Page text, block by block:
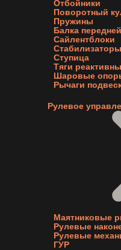
Отбойники
Поворотный
Пружины
Балка
Сайлентблоки
Стабилизаторы
Ступица
Тяги
Шаровые
Рычаги
Рулевое
Маятниковые
Рулевые
Рулевые
ГУР